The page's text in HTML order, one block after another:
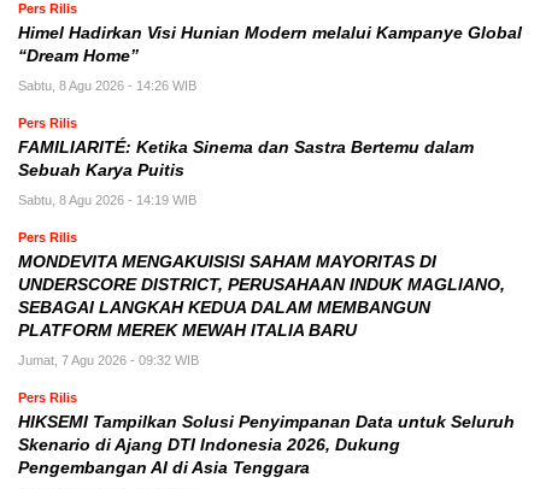
Pers Rilis
Himel Hadirkan Visi Hunian Modern melalui Kampanye Global
“Dream Home”
Sabtu, 8 Agu 2026 - 14:26 WIB
Pers Rilis
FAMILIARITÉ: Ketika Sinema dan Sastra Bertemu dalam
Sebuah Karya Puitis
Sabtu, 8 Agu 2026 - 14:19 WIB
Pers Rilis
MONDEVITA MENGAKUISISI SAHAM MAYORITAS DI
UNDERSCORE DISTRICT, PERUSAHAAN INDUK MAGLIANO,
SEBAGAI LANGKAH KEDUA DALAM MEMBANGUN
PLATFORM MEREK MEWAH ITALIA BARU
Jumat, 7 Agu 2026 - 09:32 WIB
Pers Rilis
HIKSEMI Tampilkan Solusi Penyimpanan Data untuk Seluruh
Skenario di Ajang DTI Indonesia 2026, Dukung
Pengembangan AI di Asia Tenggara